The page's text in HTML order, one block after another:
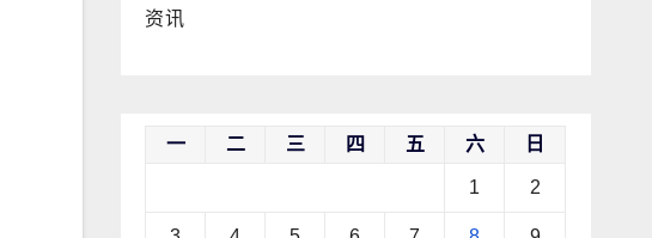
资讯
一 二 三 四 五 六 日
1 2